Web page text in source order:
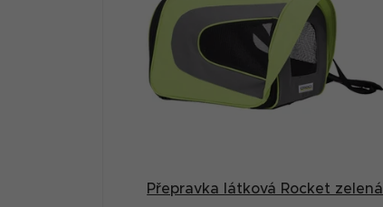
Přepravka látková Rocket zelená